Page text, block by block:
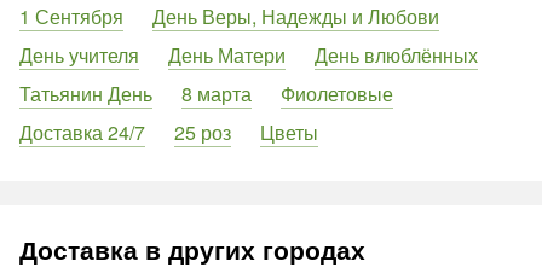
1 Сентября
День Веры, Надежды и Любови
День учителя
День Матери
День влюблённых
Татьянин День
8 марта
Фиолетовые
Доставка 24/7
25 роз Цветы
Доставка в других городах